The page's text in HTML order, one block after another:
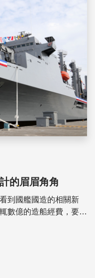
的眉眉角角
到國艦國造的相關新
數億的造船經費，要如
，為了驗證船隻模型性